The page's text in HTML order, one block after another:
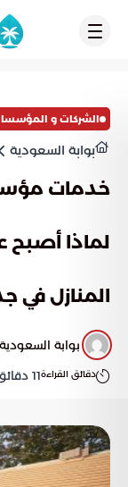
الشركات و
بوابة السعودية
خدمات
لماذا أصبح
المنازل في
بوابة السعودية
دقائق القراءة11